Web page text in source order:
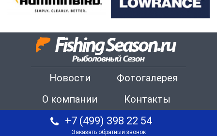
Новости
Фотогалерея
О компании
Контакты
+7 (499) 398 22 54
Заказать обратный звонок